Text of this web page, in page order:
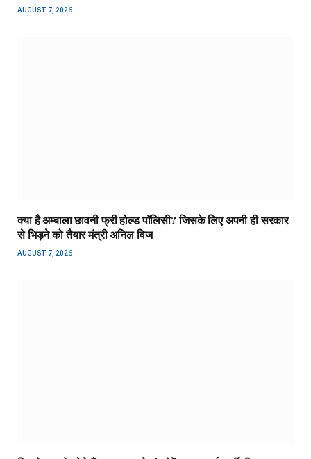
AUGUST 7, 2026
क्या है अम्बाला छावनी फ्री होल्ड पॉलिसी? जिसके लिए अपनी ही सरकार
से भिड़ने को तैयार मंत्री अनिल विज
AUGUST 7, 2026